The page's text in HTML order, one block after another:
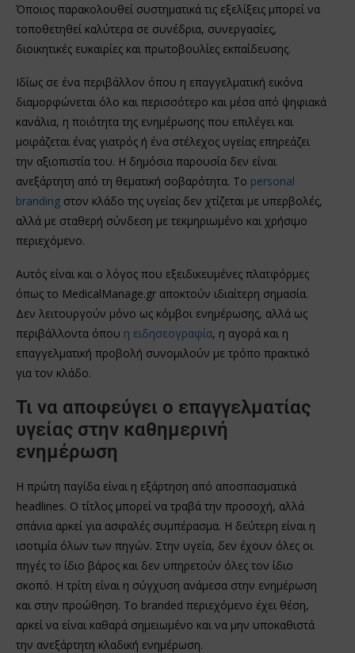
Όποιος παρακολουθεί συστηματικά τις εξελίξεις μπορεί να
τοποθετηθεί καλύτερα σε συνέδρια, συνεργασίες,
διοικητικές ευκαιρίες και πρωτοβουλίες εκπαίδευσης.
Ιδίως σε ένα περιβάλλον όπου η επαγγελματική εικόνα
διαμορφώνεται όλο και περισσότερο και μέσα από ψηφιακά
κανάλια, η ποιότητα της ενημέρωσης που επιλέγει και
μοιράζεται ένας γιατρός ή ένα στέλεχος υγείας επηρεάζει
την αξιοπιστία του. Η δημόσια παρουσία δεν είναι
ανεξάρτητη από τη θεματική σοβαρότητα. Το personal
branding στον κλάδο της υγείας δεν χτίζεται με υπερβολές,
αλλά με σταθερή σύνδεση με τεκμηριωμένο και χρήσιμο
περιεχόμενο.
Αυτός είναι και ο λόγος που εξειδικευμένες πλατφόρμες
όπως το MedicalManage.gr αποκτούν ιδιαίτερη σημασία.
Δεν λειτουργούν μόνο ως κόμβοι ενημέρωσης, αλλά ως
περιβάλλοντα όπου η ειδησεογραφία, η αγορά και η
επαγγελματική προβολή συνομιλούν με τρόπο πρακτικό
για τον κλάδο.
Τι να αποφεύγει ο επαγγελματίας
υγείας στην καθημερινή
ενημέρωση
Η πρώτη παγίδα είναι η εξάρτηση από αποσπασματικά
headlines. Ο τίτλος μπορεί να τραβά την προσοχή, αλλά
σπάνια αρκεί για ασφαλές συμπέρασμα. Η δεύτερη είναι η
ισοτιμία όλων των πηγών. Στην υγεία, δεν έχουν όλες οι
πηγές το ίδιο βάρος και δεν υπηρετούν όλες τον ίδιο
σκοπό. Η τρίτη είναι η σύγχυση ανάμεσα στην ενημέρωση
και στην προώθηση. Το branded περιεχόμενο έχει θέση,
αρκεί να είναι καθαρά σημειωμένο και να μην υποκαθιστά
την ανεξάρτητη κλαδική ενημέρωση.